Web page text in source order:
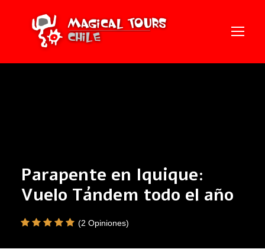
Parapente en Iquique:
Vuelo Tándem todo el año
(2 Opiniones)